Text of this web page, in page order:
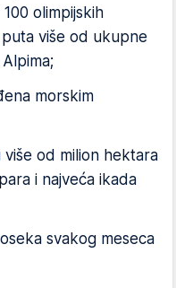
olimpijskih
više od ukupne
morskim
više od milion hektara
i najveća ikada
svakog meseca